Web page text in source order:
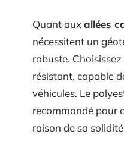
Quant auxallées
nécessitent un
robuste.
résistant, capable
véhicules. Le
recommandé pour
raison de sa